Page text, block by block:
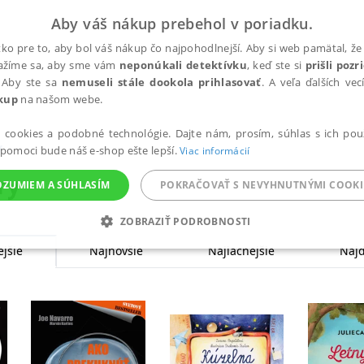
Najnovšie Najlacnejšie
Aby váš nákup prebehol v poriadku.
pre to, aby bol váš nákup čo najpohodlnejší. Aby si web pamätal,
sa, aby sme vám neponúkali detektívku, keď ste si prišli
ste sa nemuseli stále dookola prihlasovať. A veľa ďalších
na našom webe.
cookies a podobné technológie. Dajte nám, prosím, súhlas s ich
bude náš e-shop ešte lepší.Viac informácií
A SÚHLASÍM POKRAČOVAŤ S NEVYHNUTNÝMI
ZOBRAZIŤ PODROBNOSTI
ANALYTICKÉ MARKETINGOVÉ FUNKČNÉ
Potrebné Analytické Marketingové Funkčné Nezaradené súbory
ako je prihlásenie používateľa a správa účtu. Bez nevyhnutných súborov